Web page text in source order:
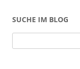
SUCHE IM BLOG
u